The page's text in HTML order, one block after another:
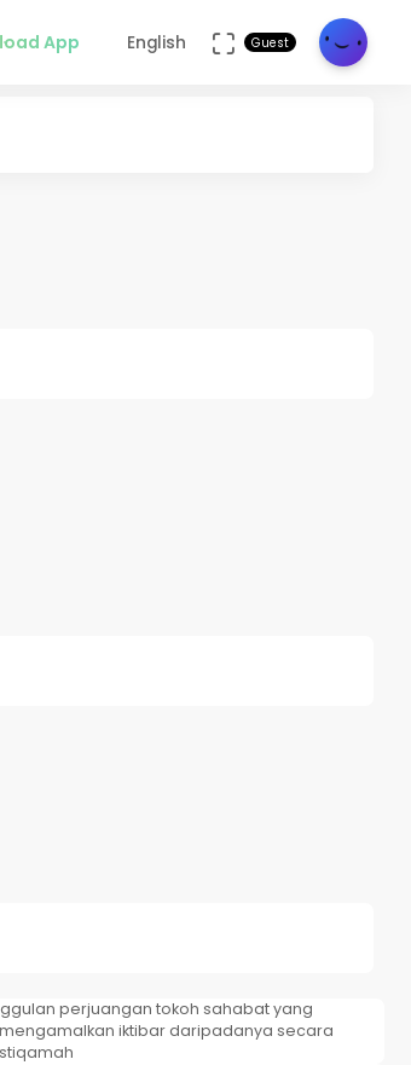
App English Guest
perjuangan tokoh sahabat yang
iktibar daripadanya secara